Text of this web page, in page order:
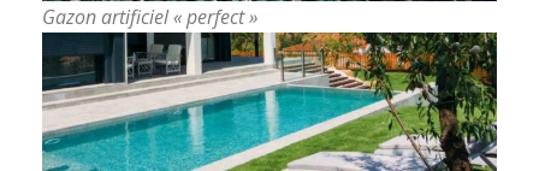
Gazon artificiel « perfect »